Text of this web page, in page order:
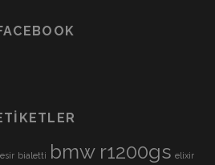
bialetti bmw r1200gs elixir